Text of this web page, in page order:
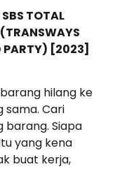
TOTAL
PARTY) [2023]
hilang ke
sama. Cari
barang. Siapa
yang kena
buat kerja,